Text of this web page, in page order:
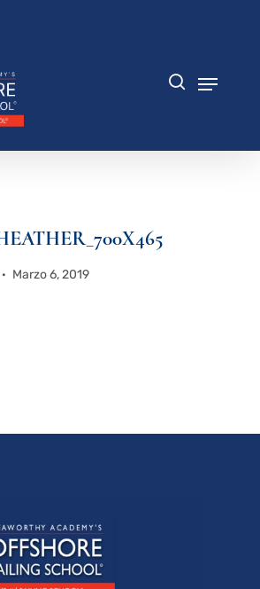
Marzo 6, 2019
menú